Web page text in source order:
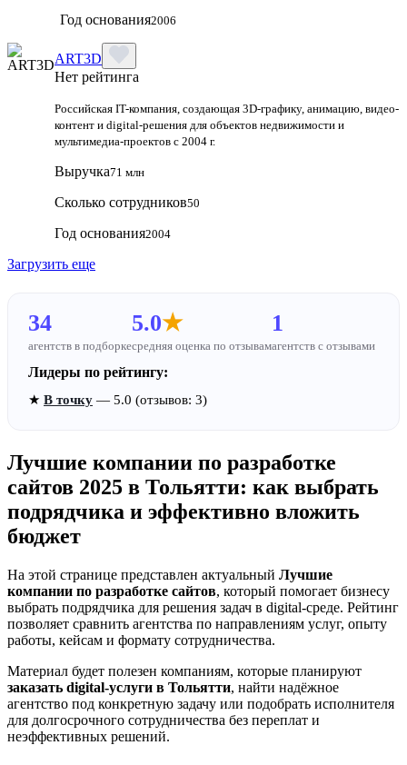
Год основания2006
ART3D
Нет рейтинга
Российская IT-компания, создающая 3D-графику, анимацию, видео-
контент и digital-решения для объектов недвижимости и
мультимедиа-проектов с 2004 г.
Выручка71 млн
Сколько сотрудников50
Год основания2004
Загрузить еще
34
агентств в подборке
5.0★
средняя оценка по отзывам
1
агентств с отзывами
Лидеры по рейтингу:
★ В точку — 5.0 (отзывов: 3)
Лучшие компании по разработке
сайтов 2025 в Тольятти: как выбрать
подрядчика и эффективно вложить
бюджет
На этой странице представлен актуальный Лучшие
компании по разработке сайтов, который помогает бизнесу
выбрать подрядчика для решения задач в digital-среде. Рейтинг
позволяет сравнить агентства по направлениям услуг, опыту
работы, кейсам и формату сотрудничества.
Материал будет полезен компаниям, которые планируют
заказать digital-услуги в Тольятти, найти надёжное
агентство под конкретную задачу или подобрать исполнителя
для долгосрочного сотрудничества без переплат и
неэффективных решений.